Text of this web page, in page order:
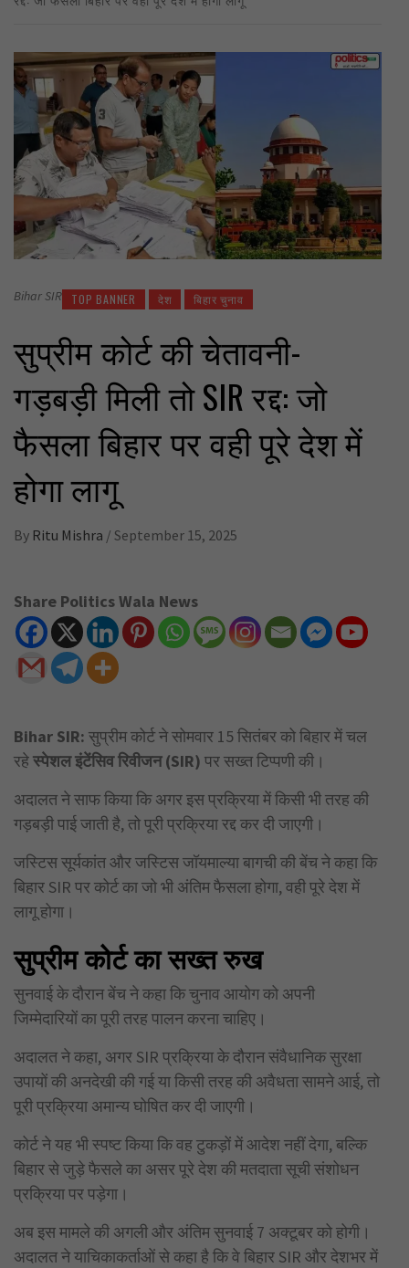
Bihar SIR TOP BANNER देश बिहार चुनाव
सुप्रीम कोर्ट की चेतावनी-
गड़बड़ी मिली तो SIR रद्द: जो
फैसला बिहार पर वही पूरे देश में
होगा लागू
By Ritu Mishra / September 15, 2025
Share Politics Wala News
Bihar SIR: सुप्रीम कोर्ट ने सोमवार 15 सितंबर को बिहार में चल
रहेस्पेशल इंटेंसिव रिवीजन (SIR) पर सख्त टिप्पणी की।
अदालत ने साफ किया कि अगर इस प्रक्रिया में किसी भी तरह की
गड़बड़ी पाई जाती है, तो पूरी प्रक्रिया रद्द कर दी जाएगी।
जस्टिस सूर्यकांत और जस्टिस जॉयमाल्या बागची की बेंच ने कहा कि
बिहार SIR पर कोर्ट का जो भी अंतिम फैसला होगा, वही पूरे देश में
लागू होगा।
सुप्रीम कोर्ट का सख्त रुख
सुनवाई के दौरान बेंच ने कहा कि चुनाव आयोग को अपनी
जिम्मेदारियों का पूरी तरह पालन करना चाहिए।
अदालत ने कहा, अगर SIR प्रक्रिया के दौरान संवैधानिक सुरक्षा
उपायों की अनदेखी की गई या किसी तरह की अवैधता सामने आई, तो
पूरी प्रक्रिया अमान्य घोषित कर दी जाएगी।
कोर्ट ने यह भी स्पष्ट किया कि वह टुकड़ों में आदेश नहीं देगा, बल्कि
बिहार से जुड़े फैसले का असर पूरे देश की मतदाता सूची संशोधन
प्रक्रिया पर पड़ेगा।
अब इस मामले की अगली और अंतिम सुनवाई 7 अक्टूबर को होगी।
अदालत ने याचिकाकर्ताओं से कहा है कि वे बिहार SIR और देशभर में